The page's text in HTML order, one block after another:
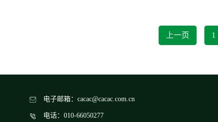
上一页 1
电子邮箱：cacac@cacac.com.cn
电话：010-66050277